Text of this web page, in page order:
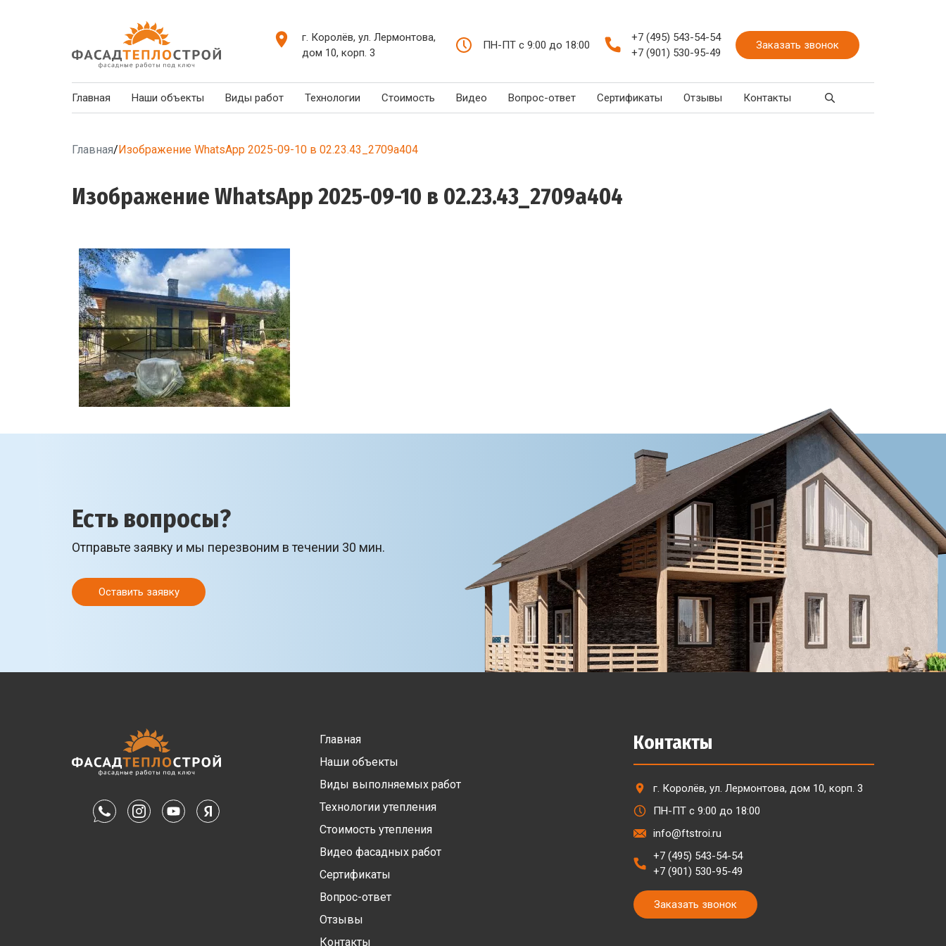
г. Королёв, ул. Лермонтова,
дом 10, корп. 3
ПН-ПТ с 9:00 до 18:00
+7 (495) 543-54-54
+7 (901) 530-95-49
Заказать звонок
Главная Наши объекты Виды работ Технологии Стоимость Видео Вопрос-ответ Сертификаты Отзывы Контакты
Главная/Изображение WhatsApp 2025-09-10 в 02.23.43_2709a404
Изображение WhatsApp 2025-09-10 в 02.23.43_2709a404
Есть вопросы?
Отправьте заявку и мы перезвоним в течении 30 мин.
Оставить заявку
Главная
Наши объекты
Виды выполняемых работ
Технологии утепления
Стоимость утепления
Видео фасадных работ
Сертификаты
Вопрос-ответ
Отзывы
Контакты
Контакты
г. Королёв, ул. Лермонтова, дом 10, корп. 3
ПН-ПТ с 9:00 до 18:00
info@ftstroi.ru
+7 (495) 543-54-54
+7 (901) 530-95-49
Заказать звонок